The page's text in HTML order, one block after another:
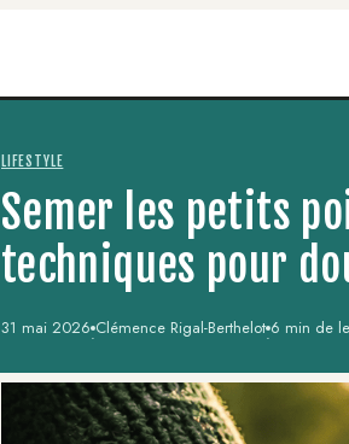
LIFESTYLE
Semer les petits
techniques pour
31 mai 2026·Clémence Rigal-Berthelot·6 min de